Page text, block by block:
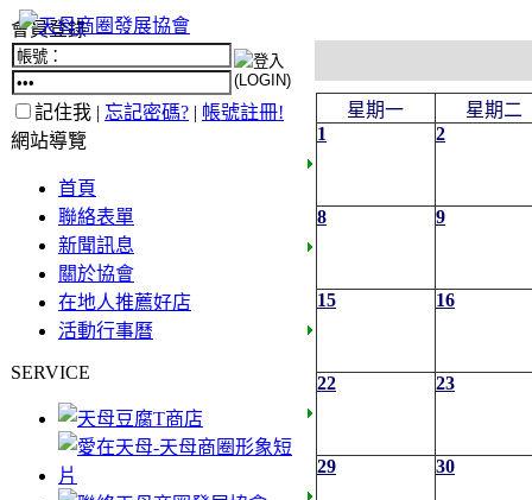
會員登錄
記住我 | 忘記密碼? | 帳號註冊!
網站導覽
首頁
聯絡表單
新聞訊息
關於協會
在地人推薦好店
活動行事曆
SERVICE
星期一
星期二
1
2
8 9
15 16
22 23
29 30